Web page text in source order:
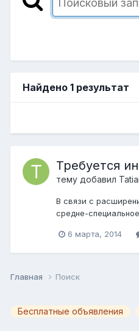
Найдено 1 результат
Требуется
тему добавил
В связи с
средне-
6 марта, 2014
Главная Поиск
Бесплатные объявления